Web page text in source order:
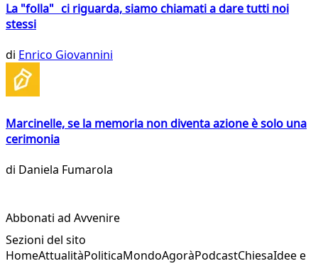
La "folla" ci riguarda, siamo chiamati a dare tutti noi
stessi
di Enrico Giovannini
Marcinelle, se la memoria non diventa azione è solo una
cerimonia
di Daniela Fumarola
Abbonati ad Avvenire
Sezioni del sito
HomeAttualitàPoliticaMondoAgoràPodcastChiesaIdee e